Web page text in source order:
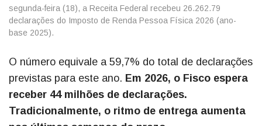
segunda-feira (18), a Receita Federal recebeu 26.262.79
declarações do Imposto de Renda Pessoa Física 2026 (ano-
base 2025).
O número equivale a 59,7% do total de declarações
previstas para este ano. Em 2026, o Fisco espera
receber 44 milhões de declarações.
Tradicionalmente, o ritmo de entrega aumenta